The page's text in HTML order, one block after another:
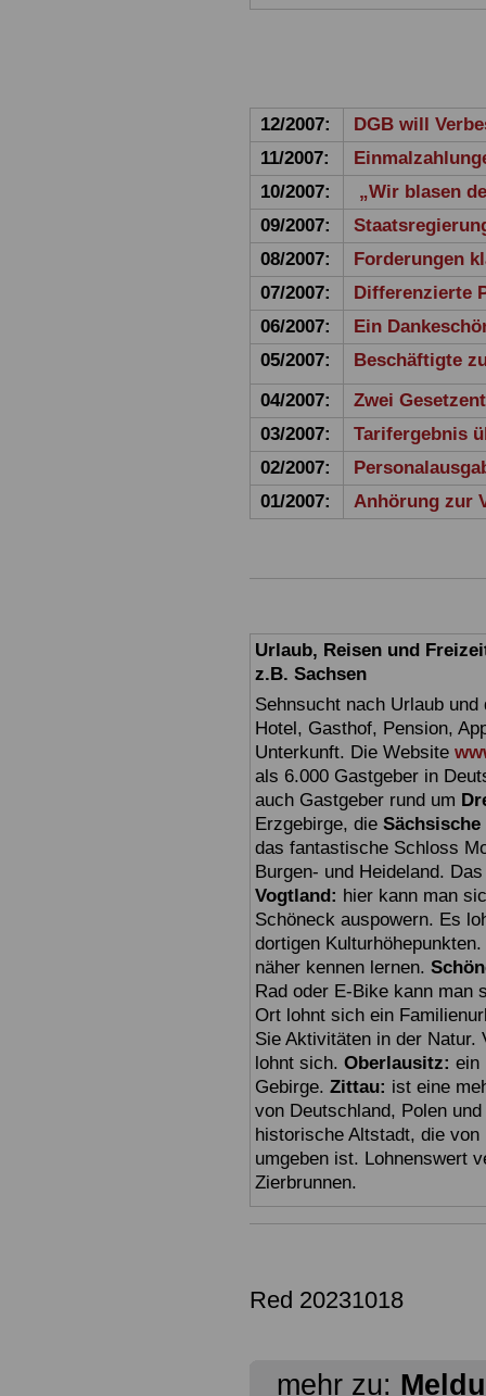
12/2007:
DGB will
11/2007:
10/2007:
„Wir blasen
09/2007:
08/2007:
Forderungen
07/2007:
Differenzierte
06/2007:
Ein
05/2007:
Beschäftigte
04/2007:
Zwei
03/2007:
Tarifergebnis
02/2007:
01/2007:
Anhörung zur
Urlaub, Reisen und
z.B. Sachsen
Sehnsucht nach Urlaub
Hotel, Gasthof, Pension,
Unterkunft. Die Website
als 6.000 Gastgeber in
auch Gastgeber rund um
Erzgebirge, die Sächsische
das fantastische Schloss
Burgen- und Heideland.
Vogtland: hier kann man
Schöneck auspowern. Es
dortigen
näher kennen lernen.
Rad oder E-Bike kann
Ort lohnt sich ein
Sie Aktivitäten in der
lohnt sich. Oberlausitz: ein
Gebirge. Zittau: ist eine
von Deutschland, Polen
historische Altstadt, die
umgeben ist. Lohnenswert
Zierbrunnen.
Red 20231018
mehr zu: